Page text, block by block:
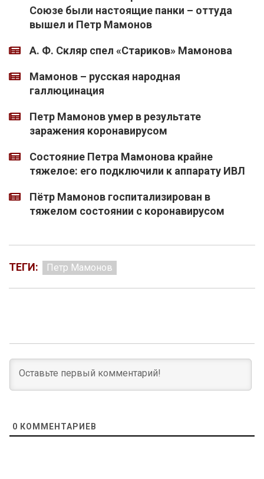
Союзе были настоящие панки – оттуда
вышел и Петр Мамонов
А. Ф. Скляр спел «Стариков» Мамонова
Мамонов – русская народная
галлюцинация
Петр Мамонов умер в результате
заражения коронавирусом
Состояние Петра Мамонова крайне
тяжелое: его подключили к аппарату ИВЛ
Пётр Мамонов госпитализирован в
тяжелом состоянии с коронавирусом
ТЕГИ: Петр Мамонов
0 КОММЕНТАРИЕВ